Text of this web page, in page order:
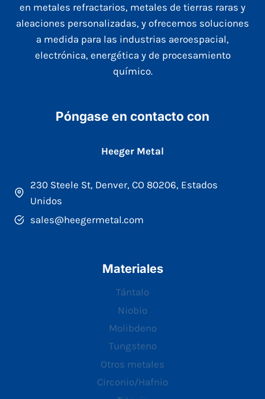
en metales refractarios, metales de tierras raras y
aleaciones personalizadas, y ofrecemos soluciones
a medida para las industrias aeroespacial,
electrónica, energética y de procesamiento
químico.
Póngase en contacto con
Heeger Metal
230 Steele St, Denver, CO 80206, Estados
Unidos
sales@heegermetal.com
Materiales
Tántalo
Niobio
Molibdeno
Tungsteno
Otros metales
Circonio/Hafnio